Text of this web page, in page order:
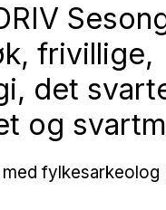
frivillige,
det
og
fylkesarkeolog